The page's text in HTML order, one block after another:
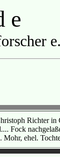
e
Richter in
Fock
ehel.